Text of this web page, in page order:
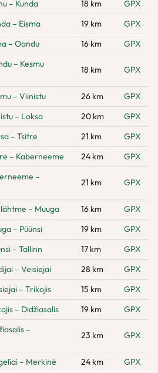
– Kunda 18 km
GPX
– Eisma
19 km
GPX
– Oandu
16 km
GPX
– Kesmu
18 km GPX
– Viinistu 26 km
GPX
– Loksa
20 km
GPX
– Tsitre
21 km
GPX
– Kaberneeme
24 km
GPX
–
21 km GPX
– Muuga 16 km
GPX
– Püünsi
19 km
GPX
– Tallinn
17 km
GPX
– Veisiejai
28 km
GPX
– Trikojis
15 km
GPX
– Didžiasalis
19 km
GPX
–
23 km GPX
– Merkinė 24 km
GPX